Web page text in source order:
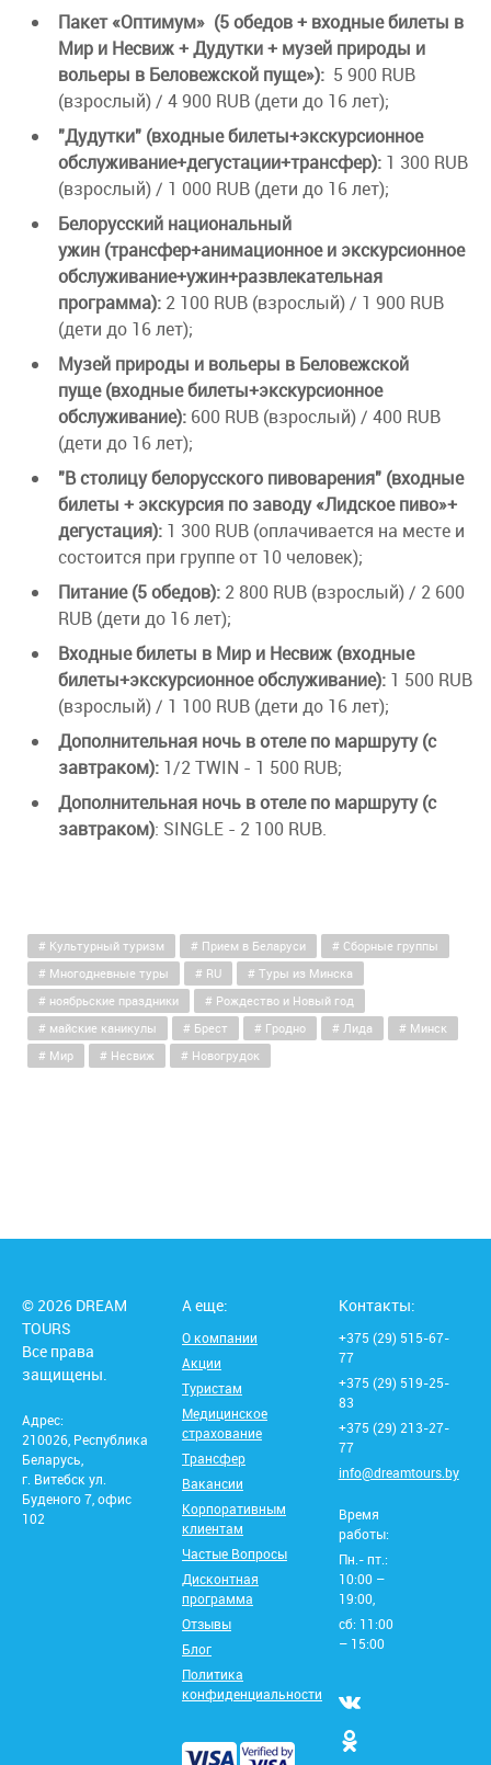
Пакет «Оптимум» (5 обедов + входные билеты в
Мир и Несвиж + Дудутки + музей природы и
вольеры в Беловежской пуще»): 5 900 RUB
(взрослый) / 4 900 RUB (дети до 16 лет);
"Дудутки" (входные билеты+экскурсионное
обслуживание+дегустации+трансфер): 1 300 RUB
(взрослый) / 1 000 RUB (дети до 16 лет);
Белорусский национальный
ужин (трансфер+анимационное и экскурсионное
обслуживание+ужин+развлекательная
программа): 2 100 RUB (взрослый) / 1 900 RUB
(дети до 16 лет);
Музей природы и вольеры в Беловежской
пуще (входные билеты+экскурсионное
обслуживание): 600 RUB (взрослый) / 400 RUB
(дети до 16 лет);
"В столицу белорусского пивоварения" (входные
билеты + экскурсия по заводу «Лидское пиво»+
дегустация): 1 300 RUB (оплачивается на месте и
состоится при группе от 10 человек);
Питание (5 обедов): 2 800 RUB (взрослый) / 2 600
RUB (дети до 16 лет);
Входные билеты в Мир и Несвиж (входные
билеты+экскурсионное обслуживание): 1 500 RUB
(взрослый) / 1 100 RUB (дети до 16 лет);
Дополнительная ночь в отеле по маршруту (с
завтраком): 1/2 TWIN - 1 500 RUB;
Дополнительная ночь в отеле по маршруту (с
завтраком): SINGLE - 2 100 RUB.
Культурный туризм Прием в Беларуси
Сборные группы
Многодневные туры
RU
Туры из Минска
ноябрьские праздники
Рождество и Новый год
майские каникулы
Брест Гродно Лида
Минск
Мир
Несвиж Новогрудок
© 2026 DREAM
TOURS
Все права
защищены.
Адрес:
210026, Республика
Беларусь,
г. Витебск ул.
Буденого 7, офис
102
А еще:
О компании
Акции
Туристам
Медицинское
страхование
Трансфер
Вакансии
Корпоративным
клиентам
Частые Вопросы
Дисконтная
программа
Отзывы
Блог
Политика
конфиденциальности
Контакты:
+375 (29) 515-67-
77
+375 (29) 519-25-
83
+375 (29) 213-27-
77
info@dreamtours.by
Время
работы:
Пн.- пт.:
10:00 –
19:00,
сб: 11:00
– 15:00